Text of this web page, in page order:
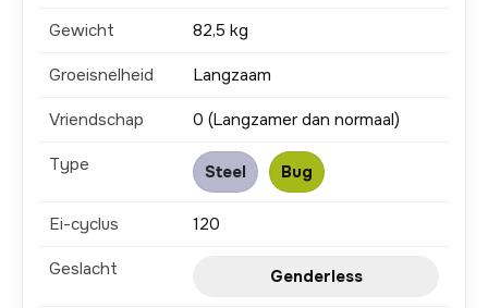
Gewicht 82,5 kg
Groeisnelheid Langzaam
Vriendschap 0 (Langzamer dan normaal)
Type Steel Bug
Ei-cyclus 120
Geslacht Genderless